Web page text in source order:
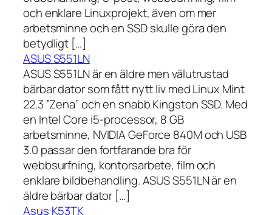
och enklare Linuxprojekt, även om mer
arbetsminne och en SSD skulle göra den
betydligt […]
ASUS S551LN
ASUS S551LN är en äldre men välutrustad
bärbar dator som fått nytt liv med Linux Mint
22.3 ”Zena” och en snabb Kingston SSD. Med
en Intel Core i5-processor, 8 GB
arbetsminne, NVIDIA GeForce 840M och USB
3.0 passar den fortfarande bra för
webbsurfning, kontorsarbete, film och
enklare bildbehandling. ASUS S551LN är en
äldre bärbar dator […]
Asus K53TK